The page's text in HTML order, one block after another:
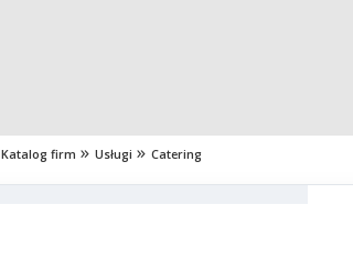
Katalog firm Usługi Catering